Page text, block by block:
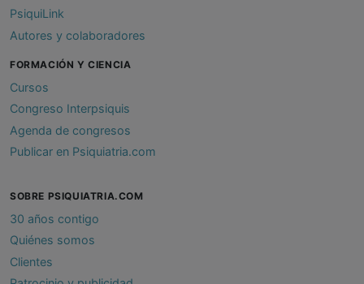
PsiquiLink
Autores y colaboradores
FORMACIÓN Y CIENCIA
Cursos
Congreso Interpsiquis
Agenda de congresos
Publicar en Psiquiatria.com
SOBRE PSIQUIATRIA.COM
30 años contigo
Quiénes somos
Clientes